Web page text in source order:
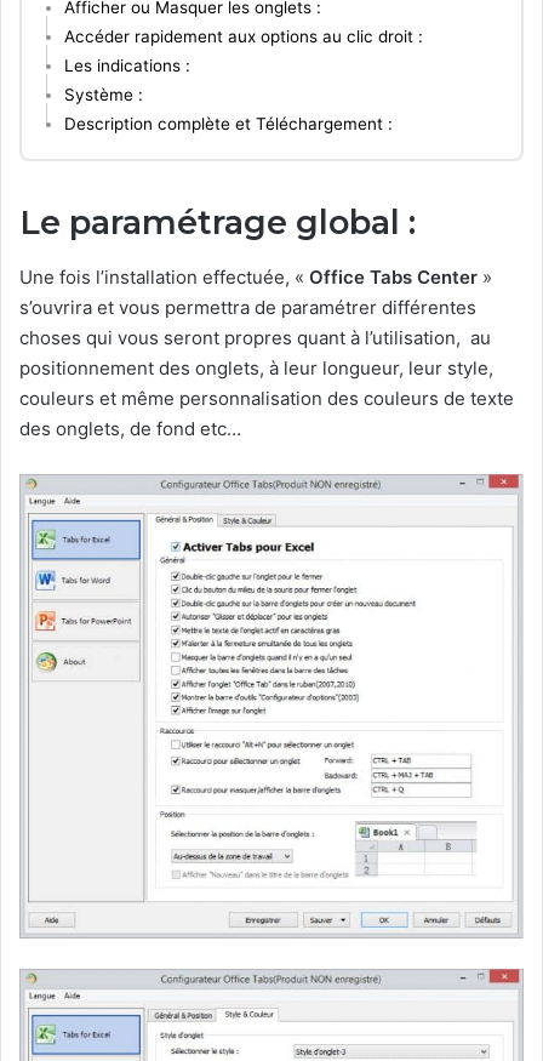
Afficher ou Masquer les onglets :
Accéder rapidement aux options au clic droit :
Les indications :
Système :
Description complète et Téléchargement :
Le paramétrage global :
Une fois l’installation effectuée, « Office Tabs Center »
s’ouvrira et vous permettra de paramétrer différentes
choses qui vous seront propres quant à l’utilisation, au
positionnement des onglets, à leur longueur, leur style,
couleurs et même personnalisation des couleurs de texte
des onglets, de fond etc…